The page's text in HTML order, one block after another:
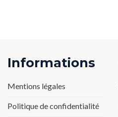
Informations
Mentions légales
Politique de confidentialité